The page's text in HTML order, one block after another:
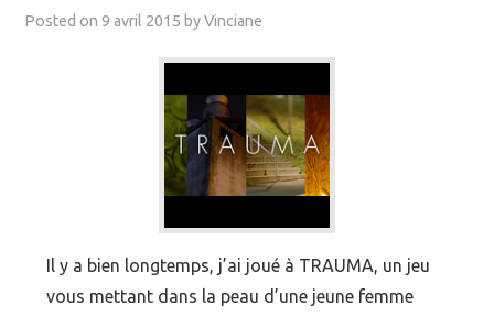
Posted on9 avril 2015 byVinciane
Il y a bien longtemps, j’ai joué à TRAUMA, un jeu
vous mettant dans la peau d’une jeune femme